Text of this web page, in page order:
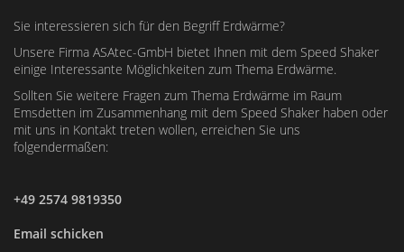
Sie interessieren sich für den Begriff Erdwärme?
Unsere Firma ASAtec-GmbH bietet Ihnen mit dem Speed Shaker
einige Interessante Möglichkeiten zum Thema Erdwärme.
Sollten Sie weitere Fragen zum Thema Erdwärme im Raum
Emsdetten im Zusammenhang mit dem Speed Shaker haben oder
mit uns in Kontakt treten wollen, erreichen Sie uns
folgendermaßen:
+49 2574 9819350
Email schicken